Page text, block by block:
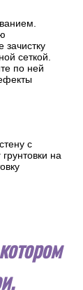
зачистку
сеткой.
по ней
с
на